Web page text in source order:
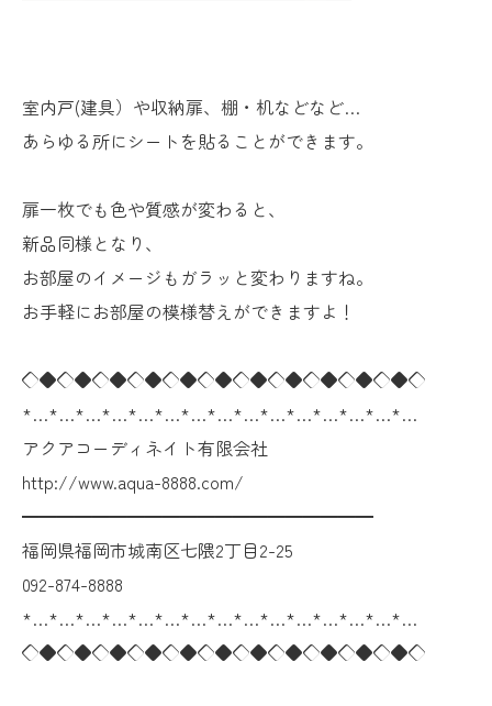
室内戸(建具）や収納扉、棚・机などなど…
あらゆる所にシートを貼ることができます。
扉一枚でも色や質感が変わると、
新品同様となり、
お部屋のイメージもガラッと変わりますね。
お手軽にお部屋の模様替えができますよ！
◇◆◇◆◇◆◇◆◇◆◇◆◇◆◇◆◇◆◇◆◇◆◇
*…*…*…*…*…*…*…*…*…*…*…*…*…*…*…
アクアコーディネイト有限会社
http://www.aqua-8888.com/
━━━━━━━━━━━━━━━━━━━━
福岡県福岡市城南区七隈2丁目2-25
092-874-8888
*…*…*…*…*…*…*…*…*…*…*…*…*…*…*…
◇◆◇◆◇◆◇◆◇◆◇◆◇◆◇◆◇◆◇◆◇◆◇